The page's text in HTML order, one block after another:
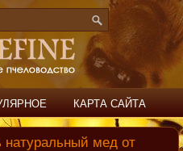
КАРТА САЙТА
натуральный мед от